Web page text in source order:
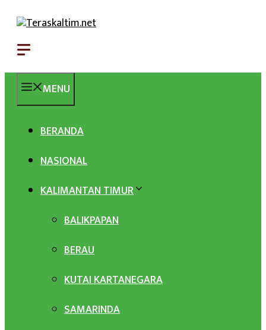
MENU
BERANDA
NASIONAL
KALIMANTAN TIMUR
BALIKPAPAN
BERAU
KUTAI KARTANEGARA
SAMARINDA